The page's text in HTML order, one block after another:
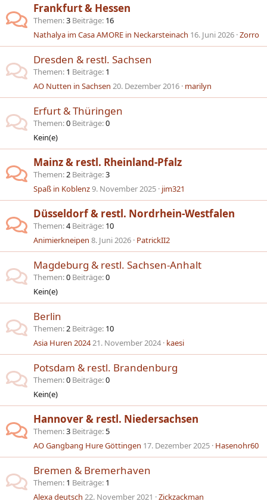
Frankfurt & Hessen
Themen 3 Beiträge 16
Nathalya im Casa AMORE in Neckarsteinach 16. Juni 2026 Zorro
Dresden & restl. Sachsen
Themen 1 Beiträge 1
AO Nutten in Sachsen 20. Dezember 2016 marilyn
Erfurt & Thüringen
Themen 0 Beiträge 0
Kein(e)
Mainz & restl. Rheinland-Pfalz
Themen 2 Beiträge 3
Spaß in Koblenz9. November 2025 jim321
Düsseldorf & restl. Nordrhein-Westfalen
Themen 4 Beiträge 10
Animierkneipen 8. Juni 2026 PatrickII2
Magdeburg & restl. Sachsen-Anhalt
Themen 0 Beiträge 0
Kein(e)
Berlin
Themen 2 Beiträge 10
Asia Huren 202421. November 2024 kaesi
Potsdam & restl. Brandenburg
Themen 0 Beiträge 0
Kein(e)
Hannover & restl. Niedersachsen
Themen 3 Beiträge 5
AO Gangbang Hure Göttingen 17. Dezember 2025 Hasenohr60
Bremen & Bremerhaven
Themen 1 Beiträge 1
Alexa deutsch 22. November 2021 Zickzackman